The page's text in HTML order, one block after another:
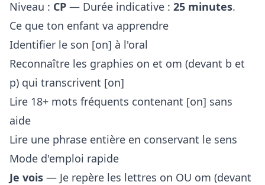
Niveau : CP — Durée indicative : 25 minutes.
Ce que ton enfant va apprendre
Identifier le son [on] à l'oral
Reconnaître les graphies on et om (devant b et
p) qui transcrivent [on]
Lire 18+ mots fréquents contenant [on] sans
aide
Lire une phrase entière en conservant le sens
Mode d'emploi rapide
Je vois — Je repère les lettres on OU om (devant